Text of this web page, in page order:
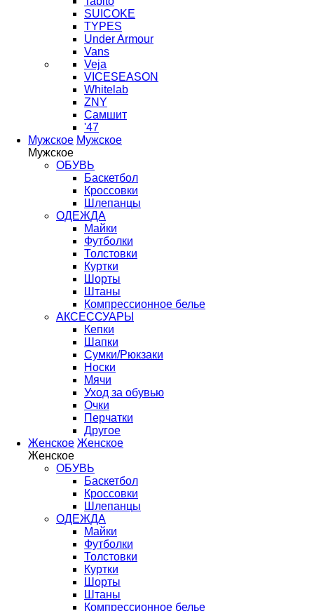
SUICOKE
TYPES
Under Armour
Vans
Veja
VICESEASON
Whitelab
ZNY
Самшит
'47
Мужское Мужское
Мужское
ОБУВЬ
Баскетбол
Кроссовки
Шлепанцы
ОДЕЖДА
Майки
Футболки
Толстовки
Куртки
Шорты
Штаны
Компрессионное белье
АКСЕССУАРЫ
Кепки
Шапки
Сумки/Рюкзаки
Носки
Мячи
Уход за обувью
Очки
Перчатки
Другое
Женское Женское
Женское
ОБУВЬ
Баскетбол
Кроссовки
Шлепанцы
ОДЕЖДА
Майки
Футболки
Толстовки
Куртки
Шорты
Штаны
Компрессионное белье